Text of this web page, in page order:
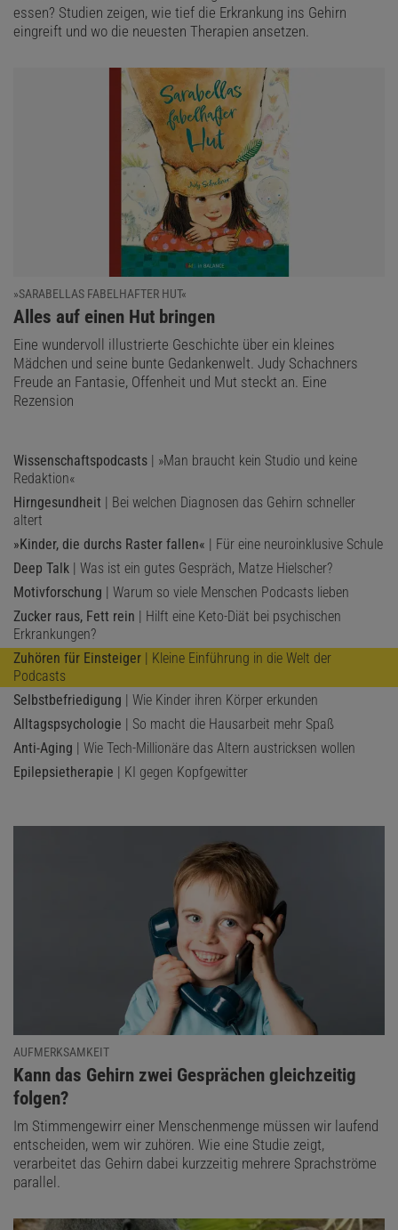
essen? Studien zeigen, wie tief die Erkrankung ins Gehirn
eingreift und wo die neuesten Therapien ansetzen.
»SARABELLAS FABELHAFTER HUT«
:
Alles auf einen Hut bringen
Eine wundervoll illustrierte Geschichte über ein kleines
Mädchen und seine bunte Gedankenwelt. Judy Schachners
Freude an Fantasie, Offenheit und Mut steckt an. Eine
Rezension
Wissenschaftspodcasts | »Man braucht kein Studio und keine
Redaktion«
Hirngesundheit | Bei welchen Diagnosen das Gehirn schneller
altert
»Kinder, die durchs Raster fallen« | Für eine neuroinklusive Schule
Deep Talk | Was ist ein gutes Gespräch, Matze Hielscher?
Motivforschung | Warum so viele Menschen Podcasts lieben
Zucker raus, Fett rein | Hilft eine Keto-Diät bei psychischen
Erkrankungen?
Zuhören für Einsteiger | Kleine Einführung in die Welt der
Podcasts
Selbstbefriedigung | Wie Kinder ihren Körper erkunden
Alltagspsychologie | So macht die Hausarbeit mehr Spaß
Anti-Aging | Wie Tech-Millionäre das Altern austricksen wollen
Epilepsietherapie | KI gegen Kopfgewitter
AUFMERKSAMKEIT
:
Kann das Gehirn zwei Gesprächen gleichzeitig
folgen?
Im Stimmengewirr einer Menschenmenge müssen wir laufend
entscheiden, wem wir zuhören. Wie eine Studie zeigt,
verarbeitet das Gehirn dabei kurzzeitig mehrere Sprachströme
parallel.